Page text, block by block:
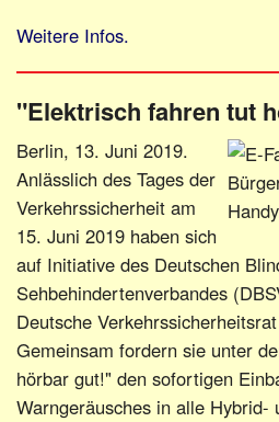
Weitere Infos.
"Elektrisch fahren tut
Berlin, 13. Juni 2019.
Anlässlich des Tages der
Verkehrssicherheit am
15. Juni 2019 haben sich
auf Initiative des Deutschen
Sehbehindertenverbandes
Deutsche
Gemeinsam fordern sie unter
hörbar gut!" den sofortigen
Warngeräusches in alle Hybrid-